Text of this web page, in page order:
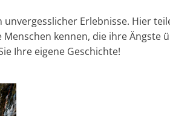
Erlebnisse. Hier
kennen, die ihre
Ihre eigene Geschichte!